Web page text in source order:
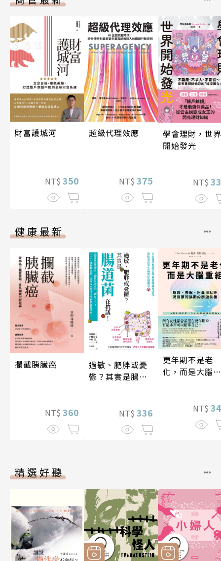
財富護城河
NT$ 350
超級代理效應
NT$ 375
學會理財，世界
開始發光
NT$
健康最新
攔截胰臟癌
NT$ 360
過敏、肥胖或憂
鬱？其實是腸道
NT$ 336
更年期不是老
化，而是大腦重
NT$
精選好聽